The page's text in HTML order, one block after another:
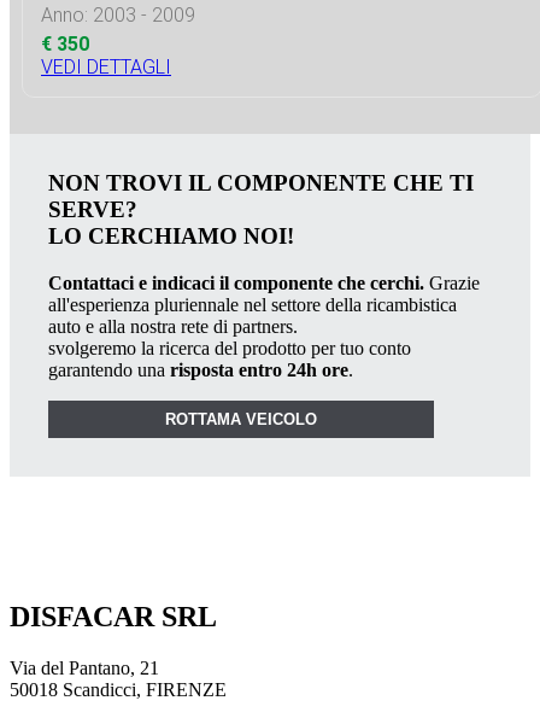
Anno: 2003 - 2009
€ 350
VEDI DETTAGLI
NON TROVI IL COMPONENTE CHE TI
SERVE?
LO CERCHIAMO NOI!
Contattaci e indicaci il componente che cerchi. Grazie
all'esperienza pluriennale nel settore della ricambistica
auto e alla nostra rete di partners.
svolgeremo la ricerca del prodotto per tuo conto
garantendo una risposta entro 24h ore.
ROTTAMA VEICOLO
DISFACAR SRL
Via del Pantano, 21
50018 Scandicci, FIRENZE